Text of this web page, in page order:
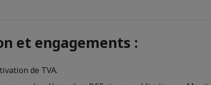
et engagements :
de TVA.